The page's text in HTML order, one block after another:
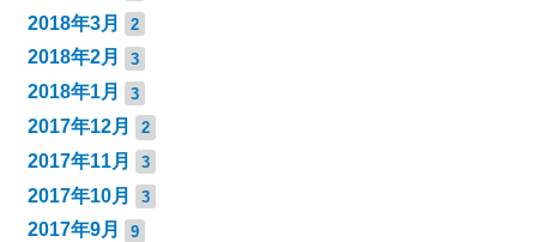
2018年3月 2
2018年2月 3
2018年1月 3
2017年12月 2
2017年11月 3
2017年10月 3
2017年9月 9